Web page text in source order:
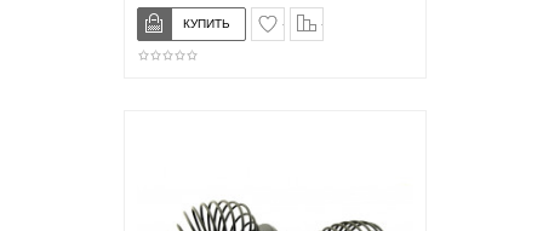
в закладки